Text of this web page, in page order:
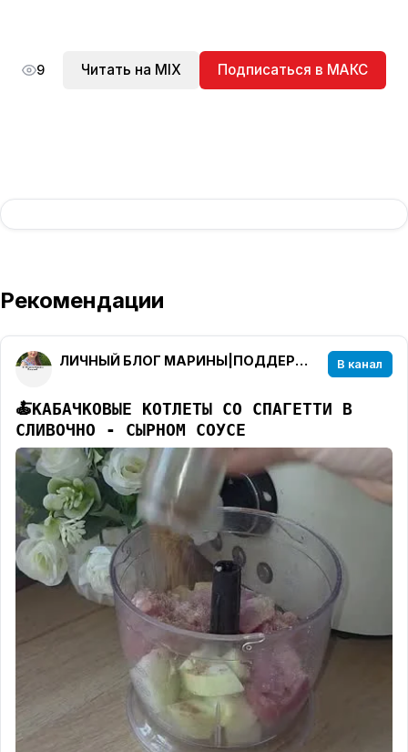
9 Читать на MIX Подписаться в МАКС
Рекомендации
ЛИЧНЫЙ БЛОГ МАРИНЫ|ПОДДЕРЖКА В ПОХУДЕНИИ В канал
🍝КАБАЧКОВЫЕ КОТЛЕТЫ СО СПАГЕТТИ В
СЛИВОЧНО - СЫРНОМ СОУСЕ